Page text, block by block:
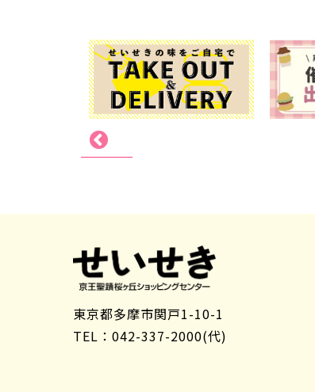
東京都多摩市関戸1-10-1
TEL：042-337-2000(代)